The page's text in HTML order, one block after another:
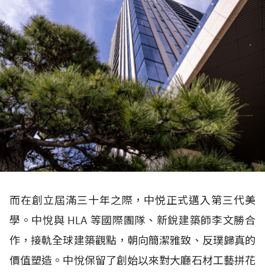
而在創立屆滿三十年之際，中悦正式邁入第三代美
學。中悅與 HLA 等國際團隊、新銳建築師李文勝合
作，接軌全球建築觀點，朝向簡潔雅致、反璞歸真的
價值塑造。中悅保留了創始以來對大廳石材工藝拼花